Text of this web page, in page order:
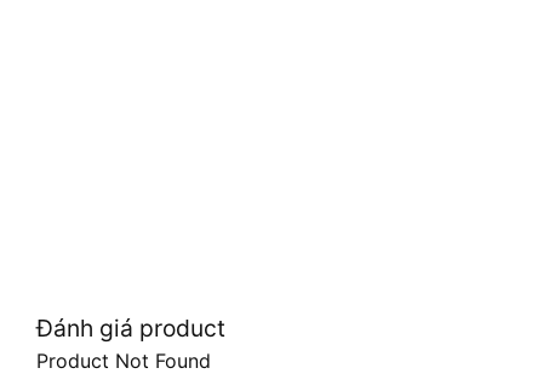
Đánh giá product
Product Not Found